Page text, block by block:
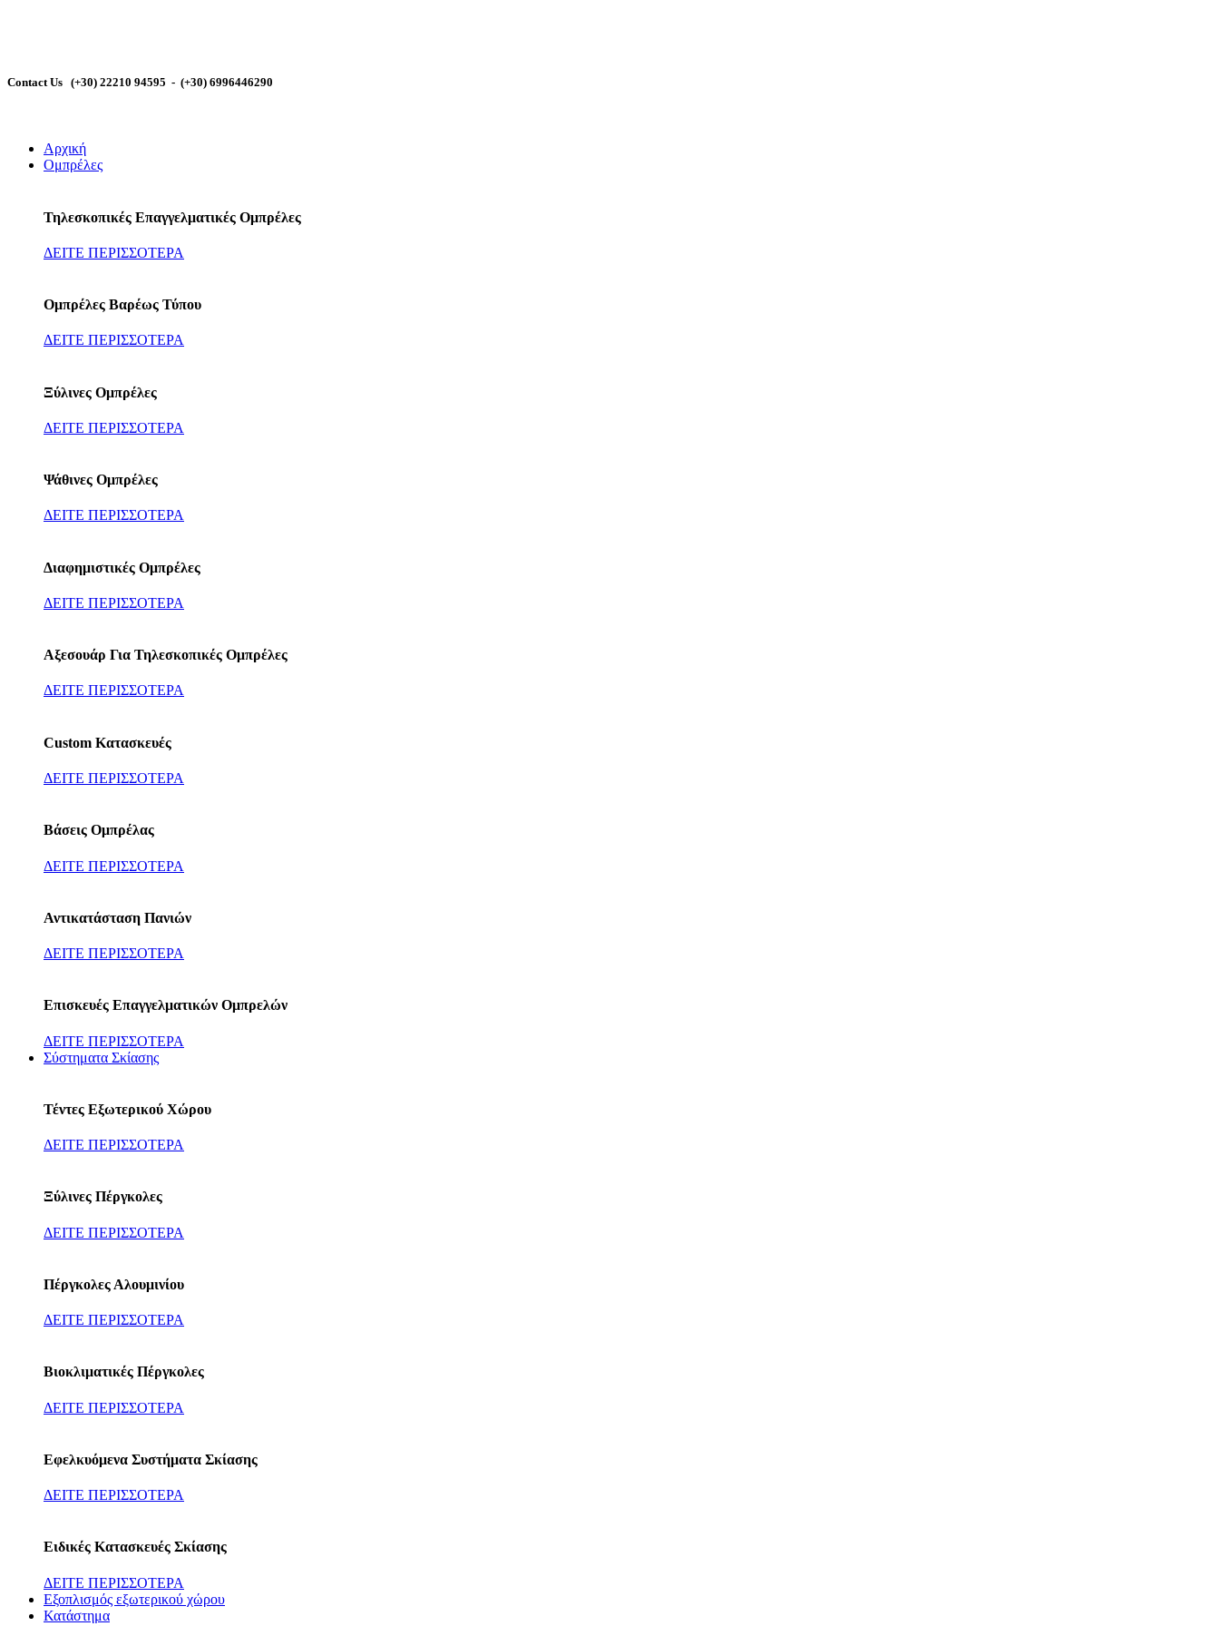
Contact Us (+30) 22210 94595 - (+30) 6996446290
Αρχική
Ομπρέλες
Τηλεσκοπικές Επαγγελματικές Ομπρέλες
ΔΕΙΤΕ ΠΕΡΙΣΣΟΤΕΡΑ
Ομπρέλες Βαρέως Τύπου
ΔΕΙΤΕ ΠΕΡΙΣΣΟΤΕΡΑ
Ξύλινες Ομπρέλες
ΔΕΙΤΕ ΠΕΡΙΣΣΟΤΕΡΑ
Ψάθινες Ομπρέλες
ΔΕΙΤΕ ΠΕΡΙΣΣΟΤΕΡΑ
Διαφημιστικές Ομπρέλες
ΔΕΙΤΕ ΠΕΡΙΣΣΟΤΕΡΑ
Αξεσουάρ Για Τηλεσκοπικές Ομπρέλες
ΔΕΙΤΕ ΠΕΡΙΣΣΟΤΕΡΑ
Custom Κατασκευές
ΔΕΙΤΕ ΠΕΡΙΣΣΟΤΕΡΑ
Βάσεις Ομπρέλας
ΔΕΙΤΕ ΠΕΡΙΣΣΟΤΕΡΑ
Αντικατάσταση Πανιών
ΔΕΙΤΕ ΠΕΡΙΣΣΟΤΕΡΑ
Επισκευές Επαγγελματικών Ομπρελών
ΔΕΙΤΕ ΠΕΡΙΣΣΟΤΕΡΑ
Σύστηματα Σκίασης
Τέντες Εξωτερικού Χώρου
ΔΕΙΤΕ ΠΕΡΙΣΣΟΤΕΡΑ
Ξύλινες Πέργκολες
ΔΕΙΤΕ ΠΕΡΙΣΣΟΤΕΡΑ
Πέργκολες Αλουμινίου
ΔΕΙΤΕ ΠΕΡΙΣΣΟΤΕΡΑ
Βιοκλιματικές Πέργκολες
ΔΕΙΤΕ ΠΕΡΙΣΣΟΤΕΡΑ
Εφελκυόμενα Συστήματα Σκίασης
ΔΕΙΤΕ ΠΕΡΙΣΣΟΤΕΡΑ
Ειδικές Κατασκευές Σκίασης
ΔΕΙΤΕ ΠΕΡΙΣΣΟΤΕΡΑ
Εξοπλισμός εξωτερικού χώρου
Κατάστημα